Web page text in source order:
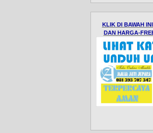
KLIK DI BAWAH
DAN HARGA-